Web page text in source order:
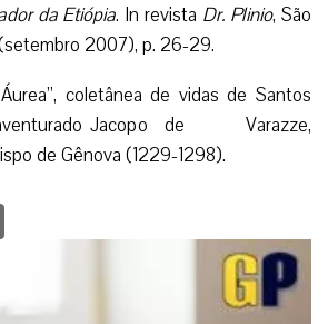
da Etiópia. In revista Dr. Plinio, São
(setembro 2007), p. 26-29.
coletânea de vidas de Santos
aventurado Jacopo de Varazze,
de Gênova (1229-1298).